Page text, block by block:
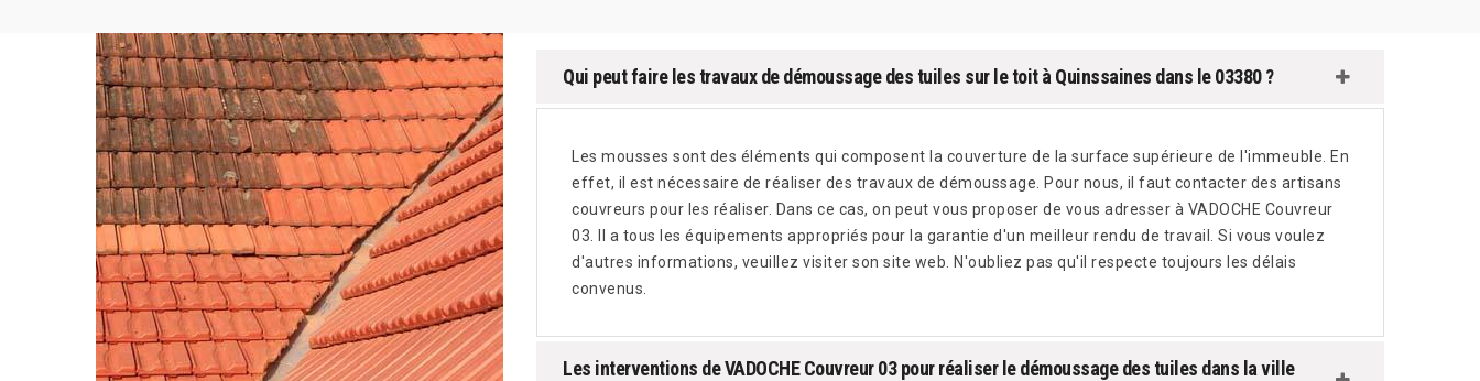
Qui peut faire les travaux de démoussage des tuiles sur le toit à Quinssaines dans le 03380 ?
Les mousses sont des éléments qui composent la couverture de la surface supérieure de l'immeuble. En
effet, il est nécessaire de réaliser des travaux de démoussage. Pour nous, il faut contacter des artisans
couvreurs pour les réaliser. Dans ce cas, on peut vous proposer de vous adresser à VADOCHE Couvreur
03. Il a tous les équipements appropriés pour la garantie d'un meilleur rendu de travail. Si vous voulez
d'autres informations, veuillez visiter son site web. N'oubliez pas qu'il respecte toujours les délais
convenus.
Les interventions de VADOCHE Couvreur 03 pour réaliser le démoussage des tuiles dans la ville